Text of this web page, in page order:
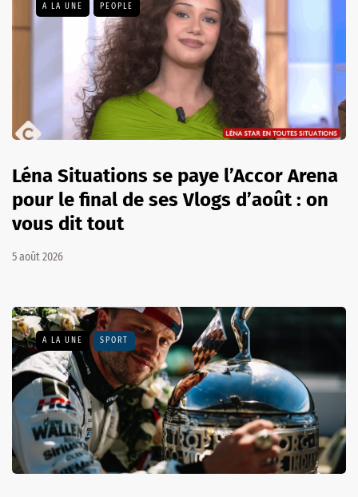
A LA UNE PEOPLE
Léna Situations se paye l’Accor Arena
pour le final de ses Vlogs d’août : on
vous dit tout
5 août 2026
A LA UNE SPORT